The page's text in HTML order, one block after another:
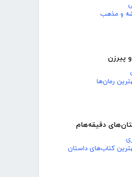
و مذهب
پیرزن
رمان‌ها
دقیقه‌هام
کتاب‌های داستان